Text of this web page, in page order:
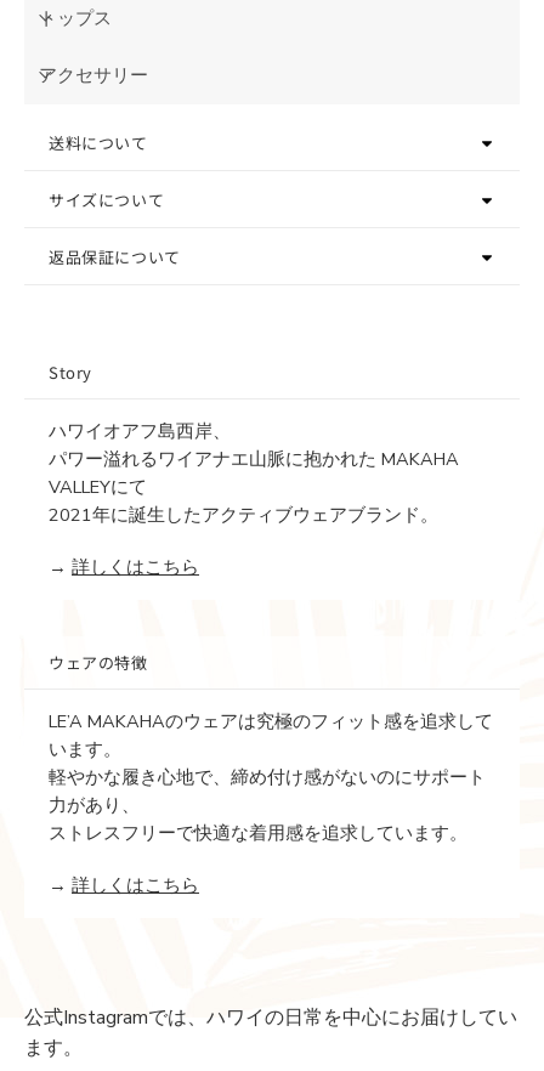
トップス
アクセサリー
送料について
サイズについて
返品保証について
Story
ハワイオアフ島西岸、
パワー溢れるワイアナエ山脈に抱かれた MAKAHA
VALLEYにて
2021年に誕生したアクティブウェアブランド。
→ 詳しくはこちら
ウェアの特徴
LE’A MAKAHAのウェアは究極のフィット感を追求して
います。
軽やかな履き心地で、締め付け感がないのにサポート
力があり、
ストレスフリーで快適な着用感を追求しています。
→ 詳しくはこちら
公式Instagramでは、ハワイの日常を中心にお届けしてい
ます。